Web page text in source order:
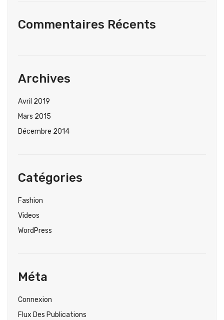
Commentaires Récents
Archives
Avril 2019
Mars 2015
Décembre 2014
Catégories
Fashion
Videos
WordPress
Méta
Connexion
Flux Des Publications